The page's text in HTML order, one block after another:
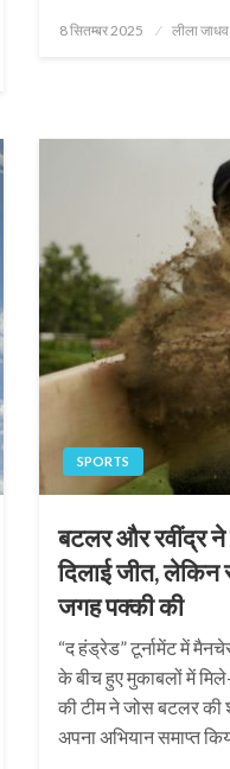
Posted
8 सितम्बर 2025 लीला जाधव
SPORTS
बटलर और रवींद्र
दिलाई जीत, लेकिन
जगह पक्की की
“द हंड्रेड” टूर्नामेंट में
के बीच हुए मुकाबलों में
की टीम ने जोस बटलर की
अपना अभियान समाप्त